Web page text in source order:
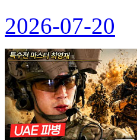
2026-07-20